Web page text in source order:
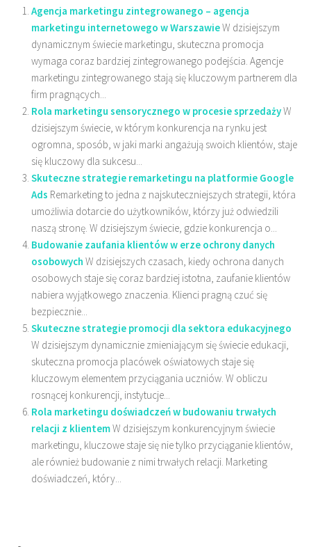
Agencja marketingu zintegrowanego – agencja
marketingu internetowego w WarszawieW dzisiejszym
dynamicznym świecie marketingu, skuteczna promocja
wymaga coraz bardziej zintegrowanego podejścia. Agencje
marketingu zintegrowanego stają się kluczowym partnerem dla
firm pragnących...
Rola marketingu sensorycznego w procesie sprzedażyW
dzisiejszym świecie, w którym konkurencja na rynku jest
ogromna, sposób, w jaki marki angażują swoich klientów, staje
się kluczowy dla sukcesu...
Skuteczne strategie remarketingu na platformie Google
Ads Remarketing to jedna z najskuteczniejszych strategii, która
umożliwia dotarcie do użytkowników, którzy już odwiedzili
naszą stronę. W dzisiejszym świecie, gdzie konkurencja o...
Budowanie zaufania klientów w erze ochrony danych
osobowych W dzisiejszych czasach, kiedy ochrona danych
osobowych staje się coraz bardziej istotna, zaufanie klientów
nabiera wyjątkowego znaczenia. Klienci pragną czuć się
bezpiecznie...
Skuteczne strategie promocji dla sektora edukacyjnego
W dzisiejszym dynamicznie zmieniającym się świecie edukacji,
skuteczna promocja placówek oświatowych staje się
kluczowym elementem przyciągania uczniów. W obliczu
rosnącej konkurencji, instytucje...
Rola marketingu doświadczeń w budowaniu trwałych
relacji z klientemW dzisiejszym konkurencyjnym świecie
marketingu, kluczowe staje się nie tylko przyciąganie klientów,
ale również budowanie z nimi trwałych relacji. Marketing
doświadczeń, który...